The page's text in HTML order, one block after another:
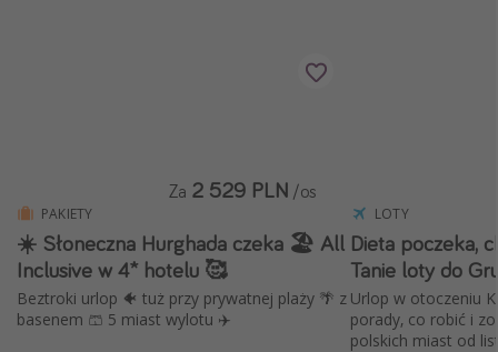
Newsy, ciekawostki, porady podróżnicze
Najlepsze aplikacje podróżnicze
Kalendarz podróży
PAKIETY
☀️ Słoneczna Hurghada czeka 🏖️ All
Inclusive w 4* hotelu 🥰
Beztroki urlop 🐠 tuż przy prywatnej plaży 🌴 z
basenem 🩳 5 miast wylotu ✈️
Za 2 529 PLN /os
LOTY
Dieta poczeka,
Tanie loty do
Urlop w otoczeniu
porady, co robić i
polskich miast od